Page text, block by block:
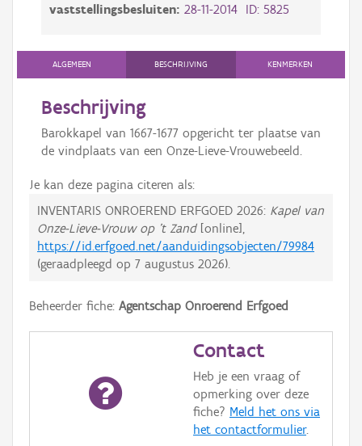
vaststellingsbesluiten: 28-11-2014 ID: 5825
ALGEMEEN BESCHRIJVING KENMERKEN
Beschrijving
Barokkapel van 1667-1677 opgericht ter plaatse van
de vindplaats van een Onze-Lieve-Vrouwebeeld.
Je kan deze pagina citeren als:
INVENTARIS ONROEREND ERFGOED 2026: Kapel van
Onze-Lieve-Vrouw op 't Zand[online],
https://id.erfgoed.net/aanduidingsobjecten/79984
(geraadpleegd op 7 augustus 2026).
Beheerder fiche: Agentschap Onroerend Erfgoed
Contact
Heb je een vraag of
opmerking over deze
fiche? Meld het ons via
het contactformulier.